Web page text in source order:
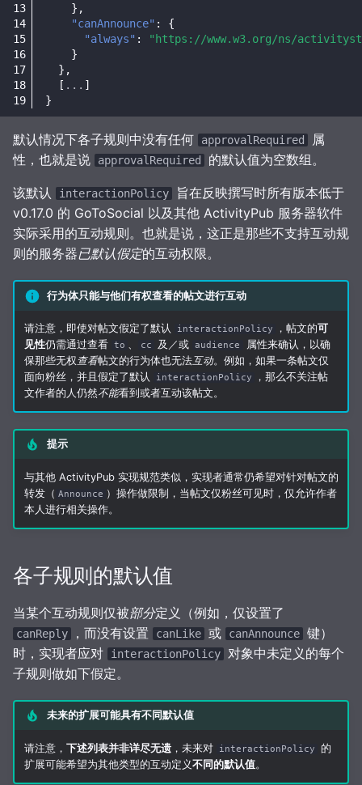
},
"canAnnounce" :
{
"always" :
"https://www.w3.org/ns/
}
},
[ ... ]
}
默认情况下各子规则中没有任何 approvalRequired
属
性，也就是说
approvalRequired 的默认值为空数组。
该默认 interactionPolicy
旨在反映撰写时所有版本低于
v0.17.0 的 GoToSocial 以及其他 ActivityPub 服务器软件
实际采用的互动规则。也就是说，这正是那些不支持互动规
则的服务器已默认假定的互动权限。
行为体只能与他们有权查看的帖文进行互动
请注意，即使对帖文假定了默认 interactionPolicy ，帖文的可
见性仍需通过查看 to 、 cc 及／或 audience
属性来确认，以确
保那些无权 查看帖文的行为体也无法互动。例如，如果一条帖文仅
面向粉丝，并且假定了默认
interactionPolicy
，那么不关注帖
文作者的人仍然不能看到或者互动该帖文。
提示
与其他 ActivityPub 实现规范类似，实现者通常仍希望对针对帖文的
转发（ Announce ）操作做限制，当帖文仅粉丝可见时，仅允许作者
本人进行相关操作。
各子规则的默认值
当某个互动规则仅被部分定义（例如，仅设置了
canReply ，而没有设置 canLike 或 canAnnounce 键）
时，实现者应对
interactionPolicy
对象中未定义的每个
子规则做如下假定。
未来的扩展可能具有不同默认值
请注意， 下述列表并非详尽无遗，未来对 interactionPolicy
的
扩展可能希望为其他类型的互动定义不同的默认值。